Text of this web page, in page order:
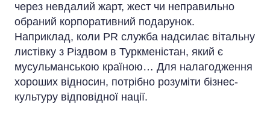
через невдалий жарт, жест чи неправильно
обраний корпоративний подарунок.
Наприклад, коли PR служба надсилає вітальну
листівку з Різдвом в Туркменістан, який є
мусульманською країною… Для налагодження
хороших відносин, потрібно розуміти бізнес-
культуру відповідної нації.